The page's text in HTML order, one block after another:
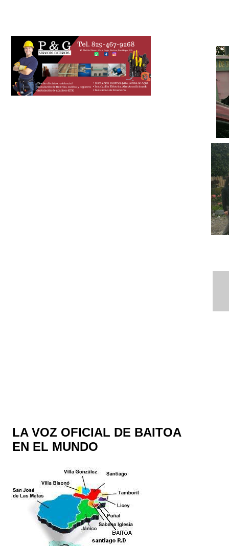
LA VOZ OFICIAL DE BAITOA
EN EL MUNDO